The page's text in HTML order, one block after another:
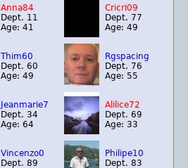
Anna84
Dept. 11
Age: 41
Cricri09
Dept. 77
Age: 49
Thim60
Dept. 60
Age: 49
Rgspacing
Dept. 76
Age: 55
Jeanmarie7
Dept. 34
Age: 64
Alilice72
Dept. 69
Age: 33
Vincenzo0
Dept. 89
Philipe10
Dept. 83